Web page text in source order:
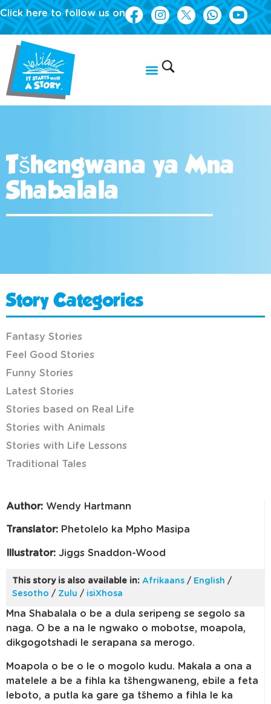
Click here to follow us on
Tšhengwana ya Mna
Shabalala
Author: Wendy Hartmann
Translator: Phetolelo ka Mpho Masipa
Illustrator: Jiggs Snaddon-Wood
This story is also available in: Afrikaans / English /
Sesotho / Zulu / isiXhosa
Mna Shabalala o be a dula seripeng se segolo sa
naga. O be a na le ngwako o mobotse, moapola,
dikgogotshadi le serapana sa merogo.
Moapola o be o le o mogolo kudu. Makala a ona a
matelele a be a fihla ka tšhengwaneng, ebile a feta
leboto, a putla ka gare ga tšhemo a fihla le ka
Story Categories
Fantasy Stories
Feel Good Stories
Funny Stories
Latest Stories
Stories based on Real Life
Stories with Animals
Stories with Life Lessons
Traditional Tales